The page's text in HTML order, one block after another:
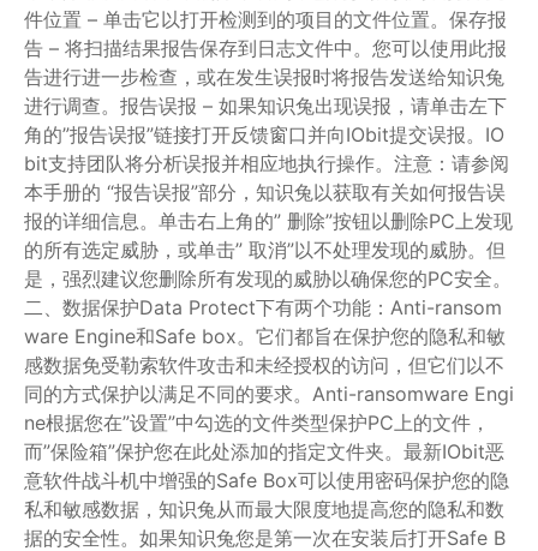
件位置 – 单击它以打开检测到的项目的文件位置。保存报
告 – 将扫描结果报告保存到日志文件中。您可以使用此报
告进行进一步检查，或在发生误报时将报告发送给知识兔
进行调查。报告误报 – 如果知识兔出现误报，请单击左下
角的”报告误报”链接打开反馈窗口并向IObit提交误报。IO
bit支持团队将分析误报并相应地执行操作。注意：请参阅
本手册的 “报告误报”部分，知识兔以获取有关如何报告误
报的详细信息。单击右上角的” 删除”按钮以删除PC上发现
的所有选定威胁，或单击” 取消”以不处理发现的威胁。但
是，强烈建议您删除所有发现的威胁以确保您的PC安全。
二、数据保护Data Protect下有两个功能：Anti-ransom
ware Engine和Safe box。它们都旨在保护您的隐私和敏
感数据免受勒索软件攻击和未经授权的访问，但它们以不
同的方式保护以满足不同的要求。Anti-ransomware Engi
ne根据您在”设置”中勾选的文件类型保护PC上的文件，
而”保险箱”保护您在此处添加的指定文件夹。最新IObit恶
意软件战斗机中增强的Safe Box可以使用密码保护您的隐
私和敏感数据，知识兔从而最大限度地提高您的隐私和数
据的安全性。如果知识兔您是第一次在安装后打开Safe B